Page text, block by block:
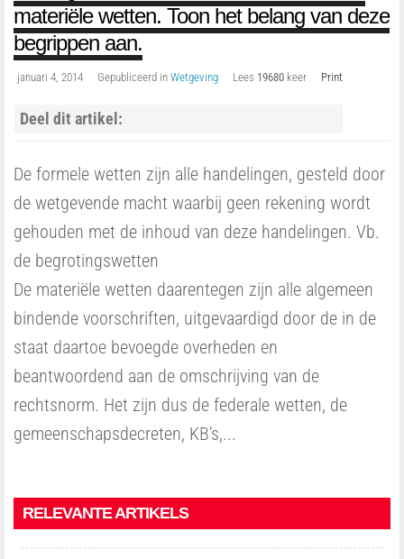
materiële wetten. Toon het belang van deze
begrippen aan.
januari 4, 2014 Gepubliceerd in Wetgeving Lees 19680 keer Print
Deel dit artikel:
De formele wetten zijn alle handelingen, gesteld door
de wetgevende macht waarbij geen rekening wordt
gehouden met de inhoud van deze handelingen. Vb.
de begrotingswetten
De materiële wetten daarentegen zijn alle algemeen
bindende voorschriften, uitgevaardigd door de in de
staat daartoe bevoegde overheden en
beantwoordend aan de omschrijving van de
rechtsnorm. Het zijn dus de federale wetten, de
gemeenschapsdecreten, KB's,...
RELEVANTE ARTIKELS